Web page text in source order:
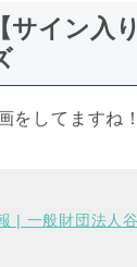
サイン入
をしてますね！
| 一般財団法人